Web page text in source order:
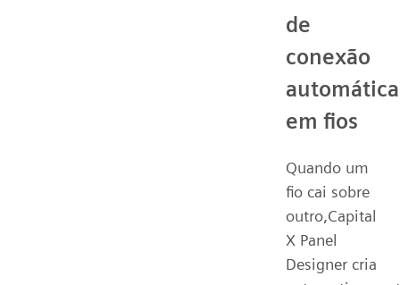
de
conexão
automática
em fios
Quando um
fio cai sobre
outro,Capital
X Panel
Designer cria